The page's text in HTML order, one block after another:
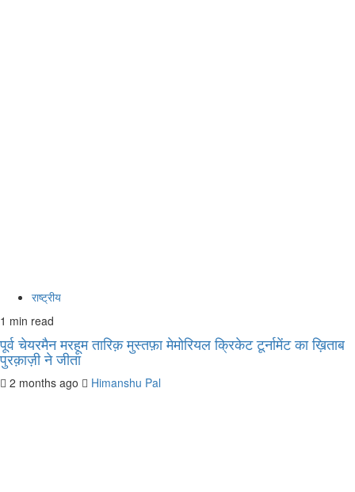
राष्ट्रीय
1 min read
पूर्व चेयरमैन मरहूम तारिक़ मुस्तफ़ा मेमोरियल क्रिकेट टूर्नामेंट का ख़िताब
पुरक़ाज़ी ने जीता
2 months ago Himanshu Pal